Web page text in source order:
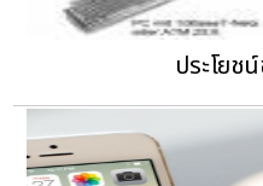
ประโยช